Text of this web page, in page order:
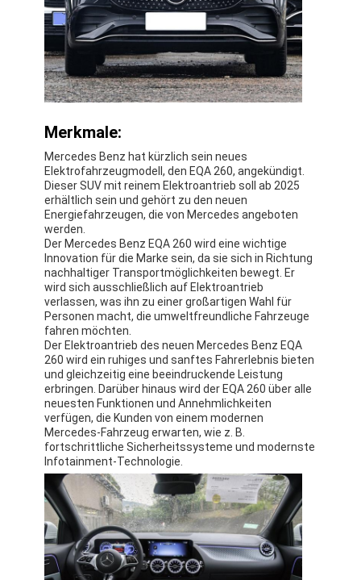
Über uns
Werksbesichtigung
Kontakt mit uns
Mercedes Benz EV
Mercedes Benz Limousine
Mercedes Benz SUV
Mercedes Benz Elektroauto
Merkmale:
Mercedes Benz hat kürzlich sein neues
Elektrofahrzeugmodell, den EQA 260, angekündigt.
Dieser SUV mit reinem Elektroantrieb soll ab 2025
erhältlich sein und gehört zu den neuen
Energiefahrzeugen, die von Mercedes angeboten
werden.
Der Mercedes Benz EQA 260 wird eine wichtige
Innovation für die Marke sein, da sie sich in Richtung
nachhaltiger Transportmöglichkeiten bewegt. Er
wird sich ausschließlich auf Elektroantrieb
verlassen, was ihn zu einer großartigen Wahl für
Personen macht, die umweltfreundliche Fahrzeuge
fahren möchten.
Der Elektroantrieb des neuen Mercedes Benz EQA
260 wird ein ruhiges und sanftes Fahrerlebnis bieten
und gleichzeitig eine beeindruckende Leistung
erbringen. Darüber hinaus wird der EQA 260 über alle
neuesten Funktionen und Annehmlichkeiten
verfügen, die Kunden von einem modernen
Mercedes-Fahrzeug erwarten, wie z. B.
fortschrittliche Sicherheitssysteme und modernste
Infotainment-Technologie.